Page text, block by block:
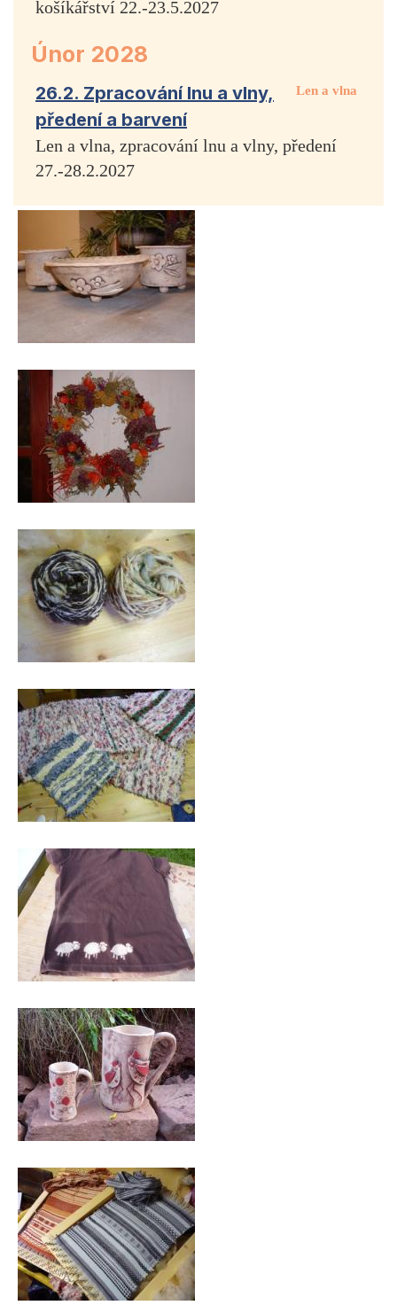
košíkářství 22.-23.5.2027
Únor 2028
Len a vlna
26.2. Zpracování lnu a vlny,
předení a barvení
Len a vlna, zpracování lnu a vlny, předení
27.-28.2.2027